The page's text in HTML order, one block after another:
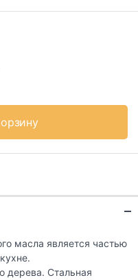
масла является частью
дерева. Стальная